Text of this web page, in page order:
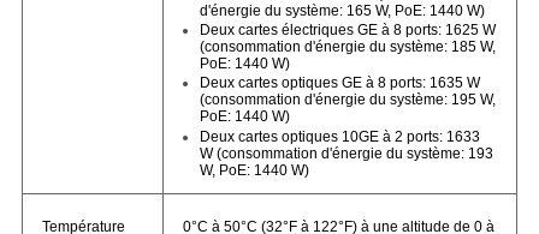
d'énergie du système: 165 W, PoE: 1440 W)
Deux cartes électriques GE à 8 ports: 1625 W
(consommation d'énergie du système: 185 W,
PoE: 1440 W)
Deux cartes optiques GE à 8 ports: 1635 W
(consommation d'énergie du système: 195 W,
PoE: 1440 W)
Deux cartes optiques 10GE à 2 ports: 1633
W (consommation d'énergie du système: 193
W, PoE: 1440 W)
Température
0°C à 50°C (32°F à 122°F) à une altitude de 0 à